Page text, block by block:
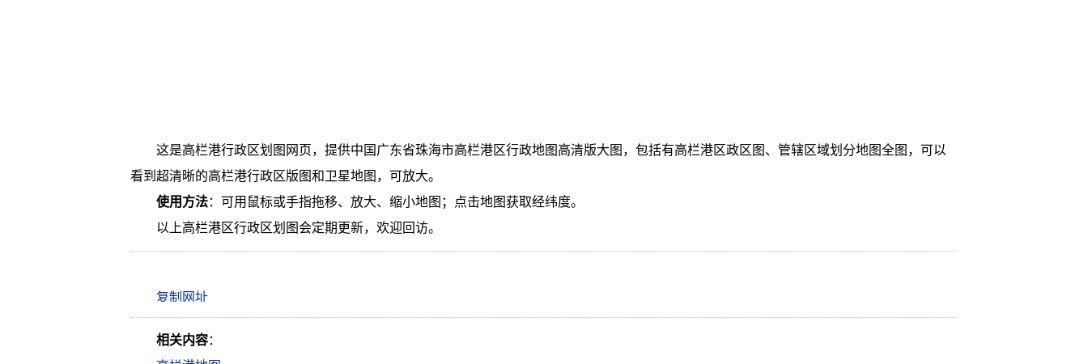
这是高栏港行政区划图网页，提供中国广东省珠海市高栏港区行政地图高清版大图，包括有高栏港区政区图、管辖区域划分地图全图，可以
看到超清晰的高栏港行政区版图和卫星地图，可放大。
使用方法：可用鼠标或手指拖移、放大、缩小地图；点击地图获取经纬度。
以上高栏港区行政区划图会定期更新，欢迎回访。
相关内容：